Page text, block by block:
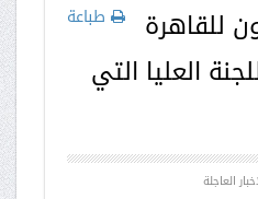
طباعة
للقاهرة
العليا التي
العاجلة